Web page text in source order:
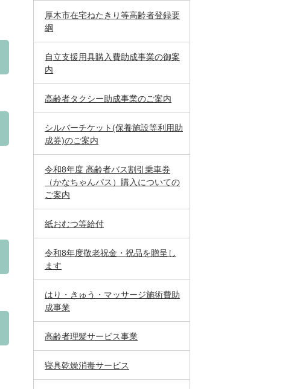
厚木市在宅ねたきり等高齢者登録要
綱
自立支援用具購入費助成事業の御案
内
高齢者タクシー助成事業のご案内
シルバーチケット(保養施設等利用助
成券)のご案内
令和8年度 高齢者バス割引乗車券
（かなちゃんパス）購入についての
ご案内
紙おむつ等給付
令和8年度敬老祝金・祝品を贈呈し
ます
はり・きゅう・マッサージ施術費助
成事業
高齢者理髪サービス事業
寝具乾燥消毒サービス